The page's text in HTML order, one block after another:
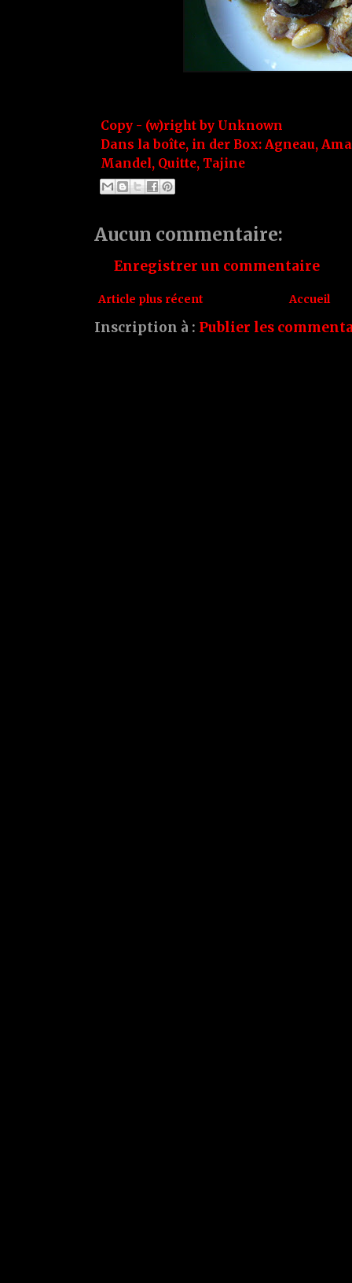
Copy - (w)right by Unknown
Dans la boîte, in der Box: Agneau,
Mandel, Quitte, Tajine
Aucun commentaire:
Enregistrer un commentaire
Article plus récent Accueil
Inscription à : Publier les